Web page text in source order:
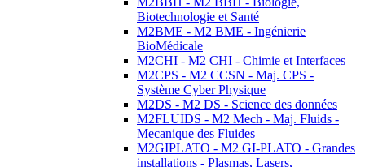
Biotechnologie et Santé
M2BME - M2 BME - Ingénierie
BioMédicale
M2CHI - M2 CHI - Chimie et Interfaces
M2CPS - M2 CCSN - Maj. CPS -
Système Cyber Physique
M2DS - M2 DS - Science des données
M2FLUIDS - M2 Mech - Maj. Fluids -
Mecanique des Fluides
M2GIPLATO - M2 GI-PLATO - Grandes
installations - Plasmas, Lasers,